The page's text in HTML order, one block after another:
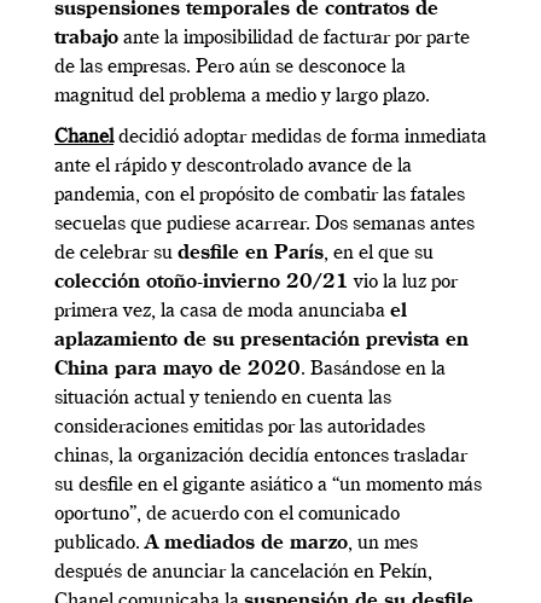
suspensiones temporales de contratos de
trabajo ante la imposibilidad de facturar por parte
de las empresas. Pero aún se desconoce la
magnitud del problema a medio y largo plazo.
Chaneldecidió adoptar medidas de forma inmediata
ante el rápido y descontrolado avance de la
pandemia, con el propósito de combatir las fatales
secuelas que pudiese acarrear. Dos semanas antes
de celebrar su desfile en París, en el que su
colección otoño-invierno 20/21 vio la luz por
primera vez, la casa de moda anunciaba el
aplazamiento de su presentación prevista en
China para mayo de 2020. Basándose en la
situación actual y teniendo en cuenta las
consideraciones emitidas por las autoridades
chinas, la organización decidía entonces trasladar
su desfile en el gigante asiático a “un momento más
oportuno”, de acuerdo con el comunicado
publicado.A mediados de marzo, un mes
después de anunciar la cancelación en Pekín,